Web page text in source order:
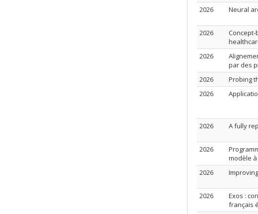
2026 Neural
2026
2026
par des
2026 Probing
2026
2026
A fully
2026
modèle
2026
2026
Exos :
français